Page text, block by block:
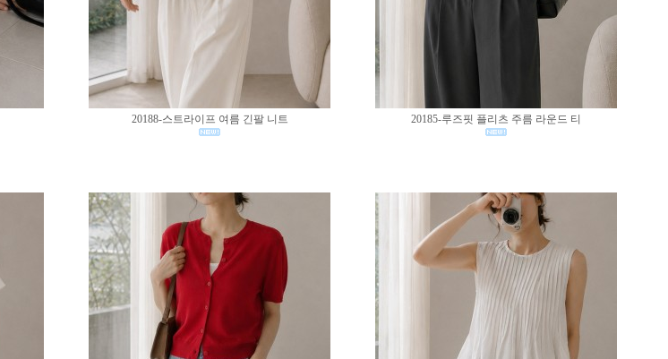
20188-스트라이프 여름 긴팔 니트 20185-루즈핏 플리츠 주름 라운드 티